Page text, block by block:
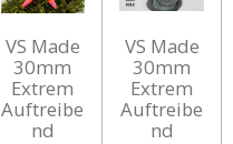
VS Made
30mm
Extrem
Auftreibe
nd
VS Made
30mm
Extrem
Auftreibe
nd